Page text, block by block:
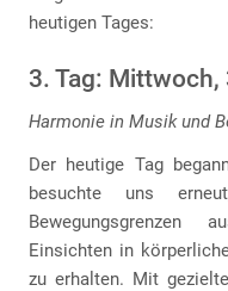
heutigen Tages:
3. Tag:
Harmonie in Musik und
Der heutige Tag
besuchte uns
Bewegungsgrenzen
Einsichten in
zu erhalten. Mit